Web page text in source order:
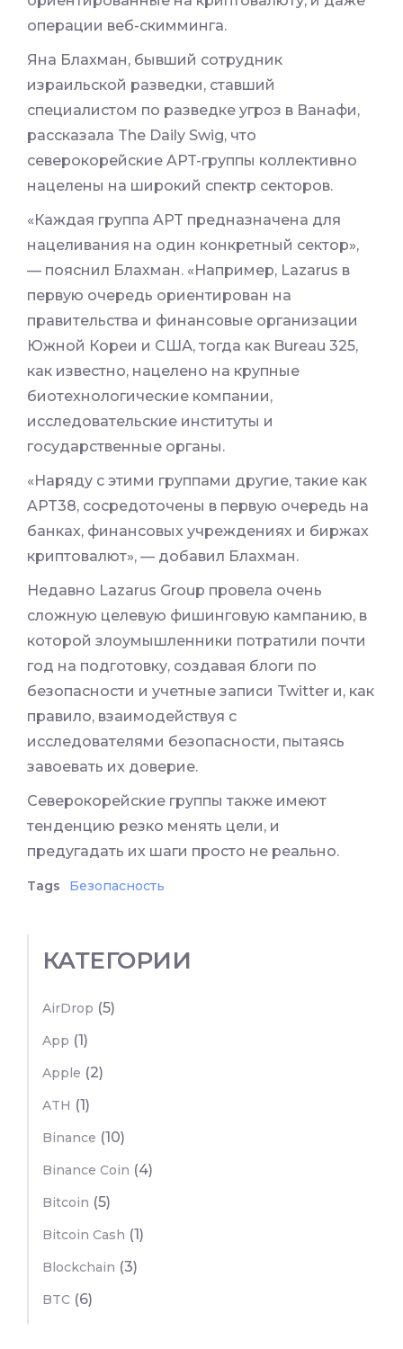
операции веб-скимминга.
Яна Блахман, бывший сотрудник
израильской разведки, ставший
специалистом по разведке угроз в Ванафи,
рассказала The Daily Swig, что
северокорейские APT-группы коллективно
нацелены на широкий спектр секторов.
«Каждая группа APT предназначена для
нацеливания на один конкретный сектор»,
— пояснил Блахман. «Например, Lazarus в
первую очередь ориентирован на
правительства и финансовые организации
Южной Кореи и США, тогда как Bureau 325,
как известно, нацелено на крупные
биотехнологические компании,
исследовательские институты и
государственные органы.
«Наряду с этими группами другие, такие как
APT38, сосредоточены в первую очередь на
банках, финансовых учреждениях и биржах
криптовалют», — добавил Блахман.
Недавно Lazarus Group провела очень
сложную целевую фишинговую кампанию, в
которой злоумышленники потратили почти
год на подготовку, создавая блоги по
безопасности и учетные записи Twitter и, как
правило, взаимодействуя с
исследователями безопасности, пытаясь
завоевать их доверие.
Северокорейские группы также имеют
тенденцию резко менять цели, и
предугадать их шаги просто не реально.
Tags Безопасность
КАТЕГОРИИ
AirDrop (5)
App (1)
Apple (2)
ATH (1)
Binance (10)
Binance Coin (4)
Bitcoin (5)
Bitcoin Cash (1)
Blockchain (3)
BTC (6)